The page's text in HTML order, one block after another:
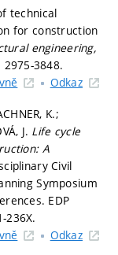
technical
for construction
engineering,
2975-3848.
Odkaz
K.;
J. Life cycle
A
Civil
Symposium
EDP
236X.
Odkaz